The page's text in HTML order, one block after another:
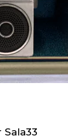
Sala33